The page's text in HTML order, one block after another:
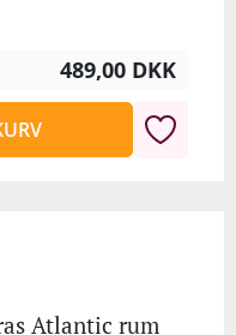
489,00 DKK
Atlantic rum